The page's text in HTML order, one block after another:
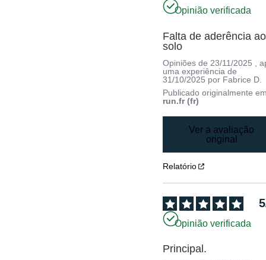
Opinião verificada
Falta de aderência ao
solo
Opiniões de 23/11/2025
,
uma experiência de
31/10/2025 por Fabrice D.
Publicado originalmente
run.fr (fr)
Ver a avaliação
original
Relatório
5
Opinião verificada
Principal.